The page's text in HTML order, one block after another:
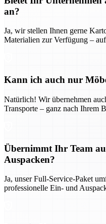
an?
Ja, wir stellen Ihnen gerne
Materialien zur Verfügung –
Kann ich auch nur
Natürlich! Wir übernehmen
Transporte – ganz nach Ihrem
Übernimmt Ihr Team
Auspacken?
Ja, unser Full-Service-Paket
professionelle Ein- und